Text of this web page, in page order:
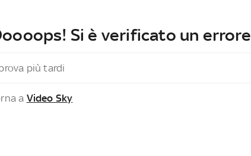
Si è verificato un errore
più tardi
a Video Sky